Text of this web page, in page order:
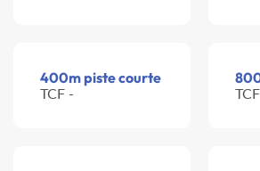
400m piste courte
TCF -